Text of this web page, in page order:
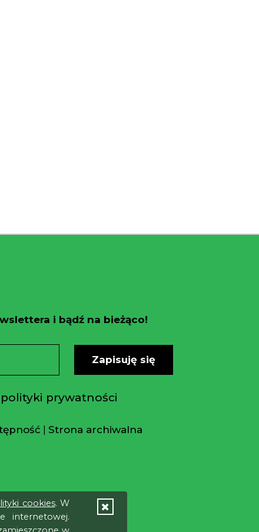
i bądź na bieżąco!
Zapisuję się
prywatności
| Strona archiwalna
cookies. W
internetowej.